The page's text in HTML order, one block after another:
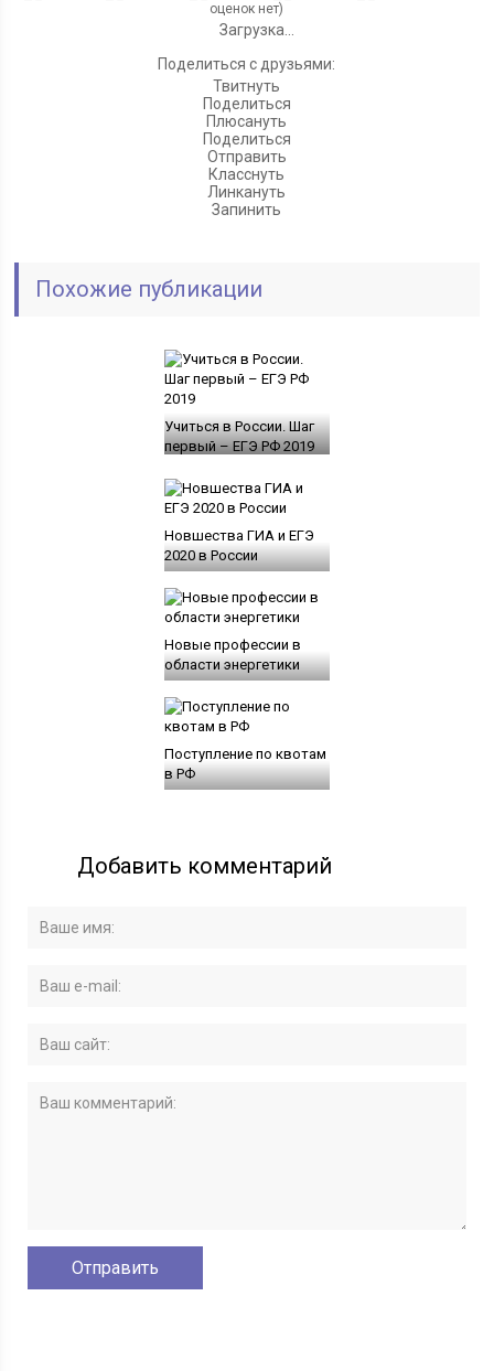
оценок нет)
Загрузка...
Поделиться с друзьями:
Твитнуть
Поделиться
Плюсануть
Поделиться
Отправить
Класснуть
Линкануть
Запинить
Похожие публикации
Учиться в России. Шаг
первый – ЕГЭ РФ 2019
Новшества ГИА и ЕГЭ
2020 в России
Новые профессии в
области энергетики
Поступление по квотам
в РФ
Добавить комментарий